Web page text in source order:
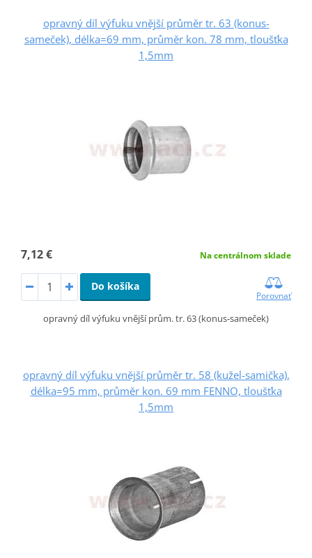
opravný díl výfuku vnější průměr tr. 63 (konus-
sameček), délka=69 mm, průměr kon. 78 mm, tloušťka
1,5mm
7,12 € Na centrálnom sklade
Do košíka
Porovnať
opravný díl výfuku vnější prům. tr. 63 (konus-sameček)
opravný díl výfuku vnější průměr tr. 58 (kužel-samička),
délka=95 mm, průměr kon. 69 mm FENNO, tloušťka
1,5mm